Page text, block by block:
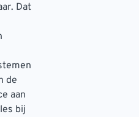
Dat
de
aan
bij